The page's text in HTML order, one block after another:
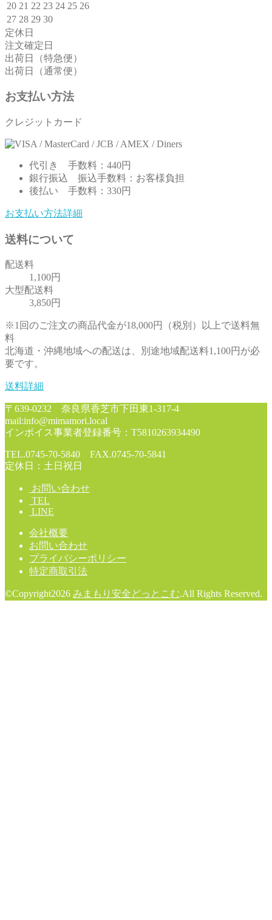
20 21 22 23 24 25 26
27 28 29 30
定休日
注文確定日
出荷日（特急便）
出荷日（通常便）
お支払い方法
クレジットカード
代引き 手数料：440円
銀行振込 振込手数料：お客様負担
後払い 手数料：330円
お支払い方法詳細
送料について
配送料
1,100円
大型配送料
3,850円
※1回のご注文の商品代金が18,000円（税別）以上で送料無
料
北海道・沖縄地域への配送は、別途地域配送料1,100円が必
要です。
送料詳細
〒639-0232 奈良県香芝市下田東1-317-4
mail:info@mimamori.local
インボイス事業者登録番号：T5810263934490
TEL.0745-70-5840 FAX.0745-70-5841
定休日：土日祝日
お問い合わせ
TEL
LINE
会社概要
お問い合わせ
プライバシーポリシー
特定商取引法
©Copyright2026 みまもり安全どっとこむ.All Rights Reserved.